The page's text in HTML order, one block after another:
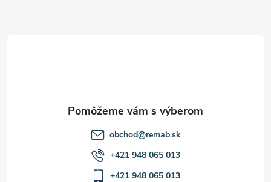
obchod@remab.sk
+421 948 065 013
+421 948 065 013